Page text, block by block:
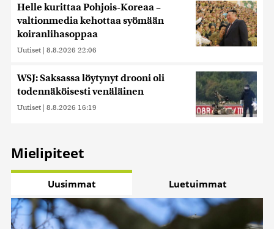
Helle kurittaa Pohjois-Koreaa –
valtionmedia kehottaa syömään
koiranlihasoppaa
Uutiset | 8.8.2026 22:06
WSJ: Saksassa löytynyt drooni oli
todennäköisesti venäläinen
Uutiset | 8.8.2026 16:19
Mielipiteet
Uusimmat Luetuimmat